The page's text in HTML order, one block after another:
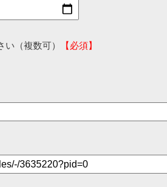
（複数可）
【必須】